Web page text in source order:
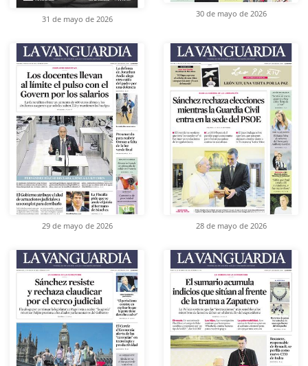
31 de mayo de 2026
30 de mayo de 2026
29 de mayo de 2026 28 de mayo de 2026